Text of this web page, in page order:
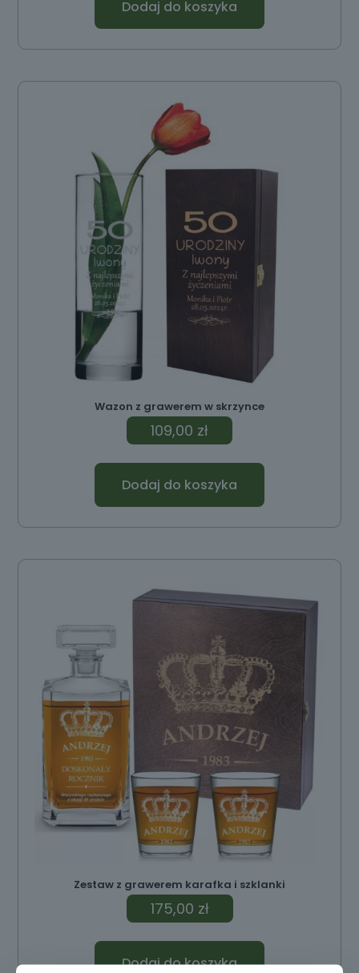
Dodaj do koszyka
Wazon z grawerem w skrzynce
109,00 zł
Dodaj do koszyka
Zestaw z grawerem karafka i szklanki
175,00 zł
Dodaj do koszyka